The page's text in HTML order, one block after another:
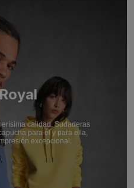
calidad. Sudaderas
para él y para ella,
excepcional.